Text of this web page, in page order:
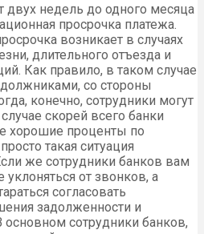
двух недель до одного месяца
просрочка платежа.
возникает в случаях
длительного отъезда и
Как правило, в таком случае
со стороны
конечно, сотрудники могут
скорей всего банки
хорошие проценты по
такая ситуация
же сотрудники банков вам
уклоняться от звонков, а
согласовать
задолженности и
сотрудники банков,